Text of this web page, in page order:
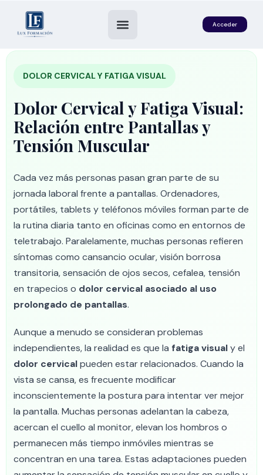
Acceder
DOLOR CERVICAL Y FATIGA VISUAL
Dolor Cervical y Fatiga Visual:
Relación entre Pantallas y
Tensión Muscular
Cada vez más personas pasan gran parte de su
jornada laboral frente a pantallas. Ordenadores,
portátiles, tablets y teléfonos móviles forman parte de
la rutina diaria tanto en oficinas como en entornos de
teletrabajo. Paralelamente, muchas personas refieren
síntomas como cansancio ocular, visión borrosa
transitoria, sensación de ojos secos, cefalea, tensión
en trapecios o dolor cervical asociado al uso
prolongado de pantallas.
Aunque a menudo se consideran problemas
independientes, la realidad es que la fatiga visualy el
dolor cervicalpueden estar relacionados. Cuando la
vista se cansa, es frecuente modificar
inconscientemente la postura para intentar ver mejor
la pantalla. Muchas personas adelantan la cabeza,
acercan el cuello al monitor, elevan los hombros o
permanecen más tiempo inmóviles mientras se
concentran en una tarea. Estas adaptaciones pueden